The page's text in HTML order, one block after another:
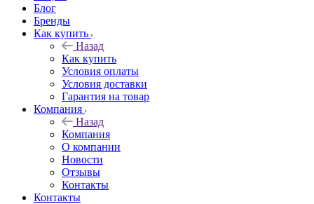
Блог
Бренды
Как купить
Назад
Как купить
Условия оплаты
Условия доставки
Гарантия на товар
Компания
Назад
Компания
О компании
Новости
Отзывы
Контакты
Контакты